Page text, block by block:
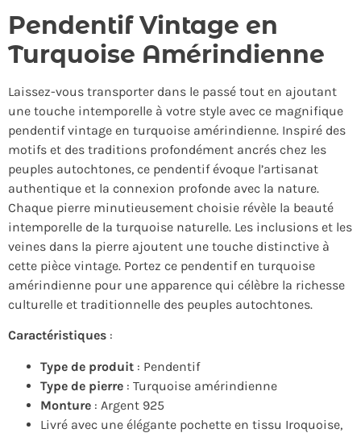
Pendentif Vintage en
Turquoise Amérindienne
Laissez-vous transporter dans le passé tout en ajoutant
une touche intemporelle à votre style avec ce magnifique
pendentif vintage en turquoise amérindienne. Inspiré des
motifs et des traditions profondément ancrés chez les
peuples autochtones, ce pendentif évoque l’artisanat
authentique et la connexion profonde avec la nature.
Chaque pierre minutieusement choisie révèle la beauté
intemporelle de la turquoise naturelle. Les inclusions et les
veines dans la pierre ajoutent une touche distinctive à
cette pièce vintage. Portez ce pendentif en turquoise
amérindienne pour une apparence qui célèbre la richesse
culturelle et traditionnelle des peuples autochtones.
Caractéristiques :
Type de produit : Pendentif
Type de pierre : Turquoise amérindienne
Monture : Argent 925
Livré avec une élégante pochette en tissu Iroquoise,